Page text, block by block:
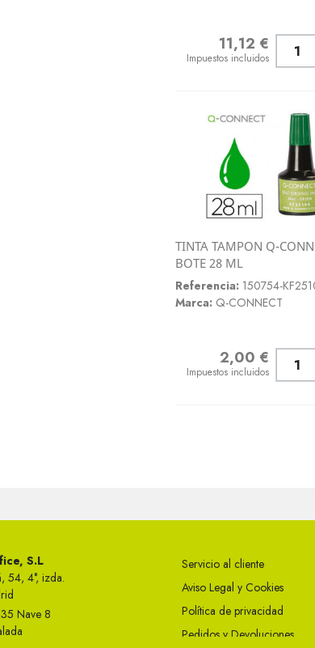
11,12 €
Impuestos incluidos
TINTA TAMPON Q-
BOTE 28 ML
Referencia: 150754-
Marca: Q-CONNECT
2,00 €
Impuestos incluidos
S.L
54, 4°, izda.
Nave 8
Servicio al cliente
Aviso Legal y Cookies
Política de privacidad
Pedidos y Devoluciones